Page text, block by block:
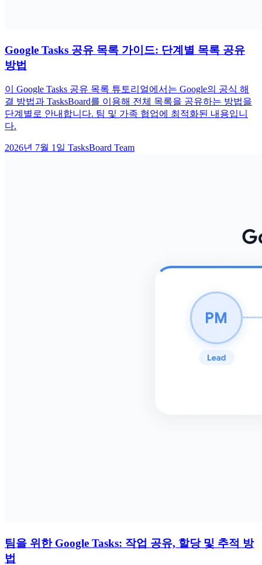
Google Tasks 공유 목록 가이드: 단계별 목록 공유
방법
이 Google Tasks 공유 목록 튜토리얼에서는 Google의 공식 해
결 방법과 TasksBoard를 이용해 전체 목록을 공유하는 방법을
단계별로 안내합니다. 팀 및 가족 협업에 최적화된 내용입니
다.
2026년 7월 1일 TasksBoard Team
팀을 위한 Google Tasks: 작업 공유, 할당 및 추적 방
법